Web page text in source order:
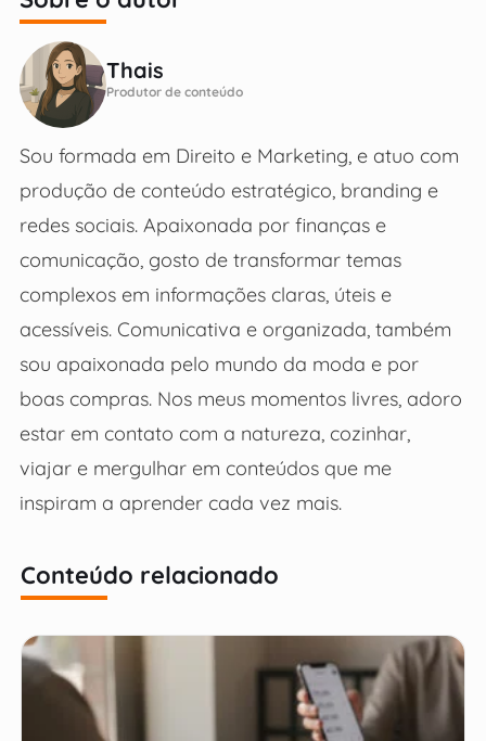
Thais
Produtor de conteúdo
Sou formada em Direito e Marketing, e atuo com
produção de conteúdo estratégico, branding e
redes sociais. Apaixonada por finanças e
comunicação, gosto de transformar temas
complexos em informações claras, úteis e
acessíveis. Comunicativa e organizada, também
sou apaixonada pelo mundo da moda e por
boas compras. Nos meus momentos livres, adoro
estar em contato com a natureza, cozinhar,
viajar e mergulhar em conteúdos que me
inspiram a aprender cada vez mais.
Conteúdo relacionado